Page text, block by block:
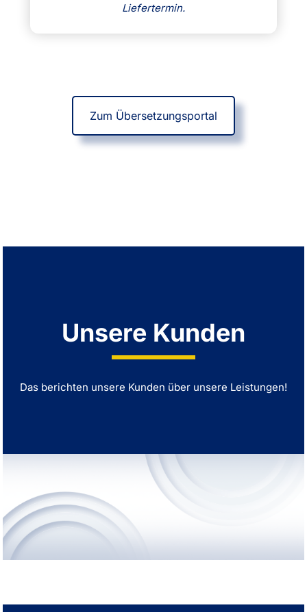
Liefertermin.
Zum Übersetzungsportal
Unsere Kunden
Das berichten unsere Kunden über unsere Leistungen!